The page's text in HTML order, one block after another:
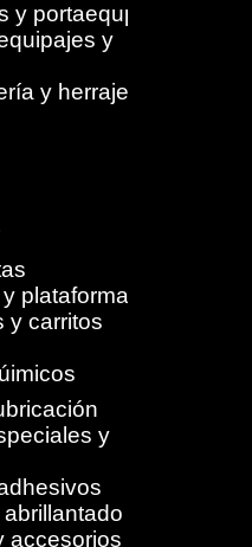
y portaequpajes
y
y herrajes
plataformas
y carritos
y
accesorios